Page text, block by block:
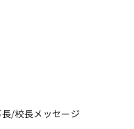
/校長メッセージ